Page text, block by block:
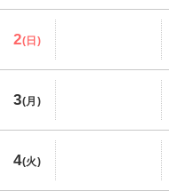
2(日)
3(月)
4(火)